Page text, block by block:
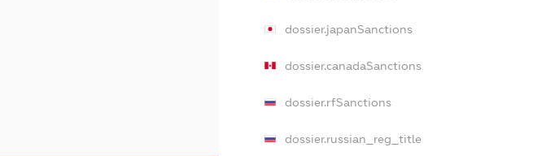
dossier.japanSanctions
dossier.canadaSanctions
dossier.rfSanctions
dossier.russian_reg_title